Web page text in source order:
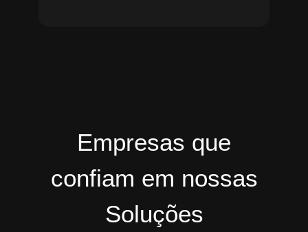
Empresas que
confiam em nossas
Soluções